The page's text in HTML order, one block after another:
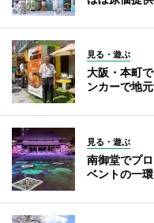
見る・遊ぶ
大阪・本町
ンカーで地
見る・遊ぶ
南御堂でプ
ベントの一